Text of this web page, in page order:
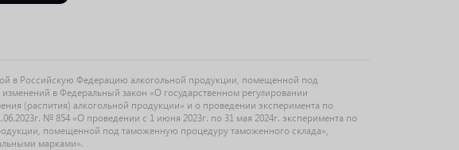
в Российскую Федерацию алкогольной продукции, помещенной под
в Федеральный закон «О государственном регулировании
(распития) алкогольной продукции» и о проведении эксперимента по
№ 854 «О проведении с 1 июня 2023г. по 31 мая 2024г. эксперимента по
помещенной под таможенную процедуру таможенного склада»,
марками».